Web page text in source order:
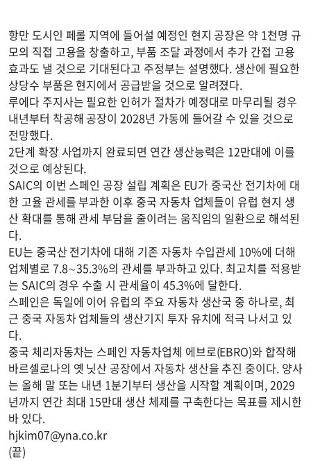
항만 도시인 페롤 지역에 들어설 예정인 현지 공장은 약 1천명 규
모의 직접 고용을 창출하고, 부품 조달 과정에서 추가 간접 고용
효과도 낼 것으로 기대된다고 주정부는 설명했다. 생산에 필요한
상당수 부품은 현지에서 공급받을 것으로 알려졌다.
루에다 주지사는 필요한 인허가 절차가 예정대로 마무리될 경우
내년부터 착공해 공장이 2028년 가동에 들어갈 수 있을 것으로
전망했다.
2단계 확장 사업까지 완료되면 연간 생산능력은 12만대에 이를
것으로 예상된다.
SAIC의 이번 스페인 공장 설립 계획은 EU가 중국산 전기차에 대
한 고율 관세를 부과한 이후 중국 자동차 업체들이 유럽 현지 생
산 확대를 통해 관세 부담을 줄이려는 움직임의 일환으로 해석된
다.
EU는 중국산 전기차에 대해 기존 자동차 수입관세 10%에 더해
업체별로 7.8∼35.3%의 관세를 부과하고 있다. 최고치를 적용받
는 SAIC의 경우 수출 시 관세율이 45.3%에 달한다.
스페인은 독일에 이어 유럽의 주요 자동차 생산국 중 하나로, 최
근 중국 자동차 업체들의 생산기지 투자 유치에 적극 나서고 있
다.
중국 체리자동차는 스페인 자동차업체 에브로(EBRO)와 합작해
바르셀로나의 옛 닛산 공장에서 자동차 생산을 추진 중이다. 양사
는 올해 말 또는 내년 1분기부터 생산을 시작할 계획이며, 2029
년까지 연간 최대 15만대 생산 체제를 구축한다는 목표를 제시한
바 있다.
hjkim07@yna.co.kr
(끝)